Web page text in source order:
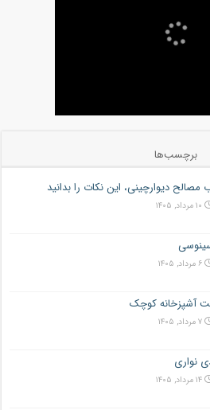
برچسب‌ها
مصالح دیوارچینی، این نکات را بدانید
۱۰ مرداد, ۱۴۰۵
۶ مرداد, ۱۴۰۵
آشپزخانه کوچک
۷ مرداد, ۱۴۰۵
نواری
۱۴ مرداد, ۱۴۰۵